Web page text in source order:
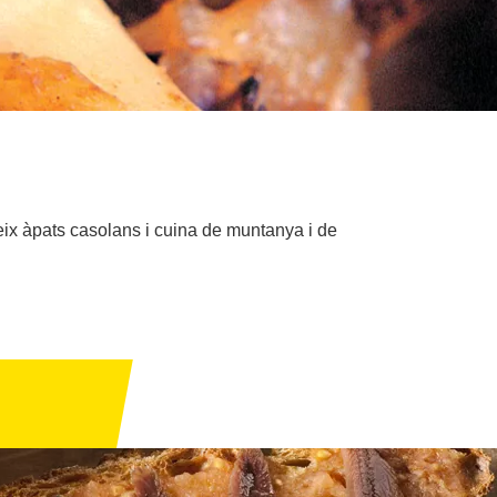
àpats casolans i cuina de muntanya i de